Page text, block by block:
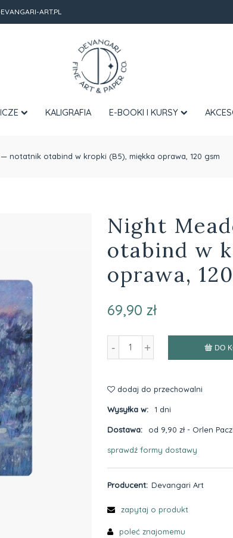
ART.PL
KALIGRAFIA E-BOOKI I KURSY
notatnik otabind w kropki (B5), miękka oprawa, 120 gsm
Night
otabind w
oprawa,
69,90 zł
- + DO
dodaj do przechowalni
Wysyłka w: 1 dni
Dostawa: od 9,90 zł - Orlen
Cena nie zawiera
sprawdź formy dostawy
Producent: Devangari Art
zapytaj o produkt
poleć znajomemu